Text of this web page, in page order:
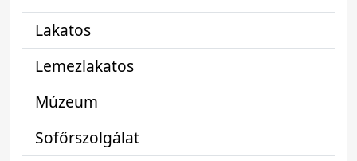
Lakatos
Lemezlakatos
Múzeum
Sofőrszolgálat